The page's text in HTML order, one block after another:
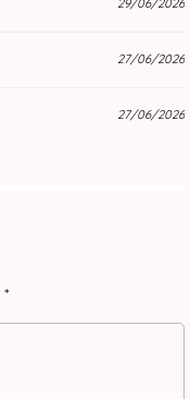
29/06/2026
27/06/2026
27/06/2026
*